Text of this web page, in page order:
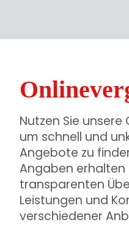
Nutzen Sie
um schnell und
Angebote zu
Angaben erhalten
transparenten
Leistungen und
verschiedener